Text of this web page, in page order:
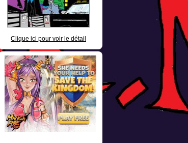
Clique ici pour voir le détail